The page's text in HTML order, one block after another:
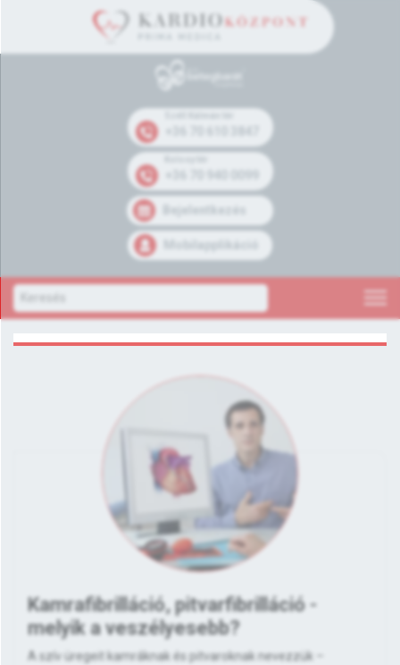
Bejelentkezés
Mobilapplikáció
Kamrafibrilláció, pitvarfibrilláció -
melyik a veszélyesebb?
A szív üregeit kamráknak és pitvaroknak nevezzük –